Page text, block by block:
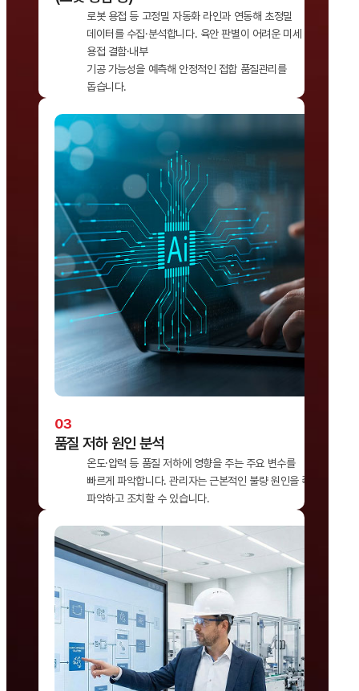
로봇 용접 등 고정밀 자동화 라인과 연동해 초정밀
데이터를 수집·분석합니다. 육안 판별이 어려운 미세
용접 결함·내부
기공 가능성을 예측해 안정적인 접합 품질관리를
돕습니다.
품질 저하 원인 분석
온도·압력 등 품질 저하에 영향을 주는 주요 변수를
빠르게 파악합니다. 관리자는 근본적인 불량 원인을 즉각
파악하고 조치할 수 있습니다.